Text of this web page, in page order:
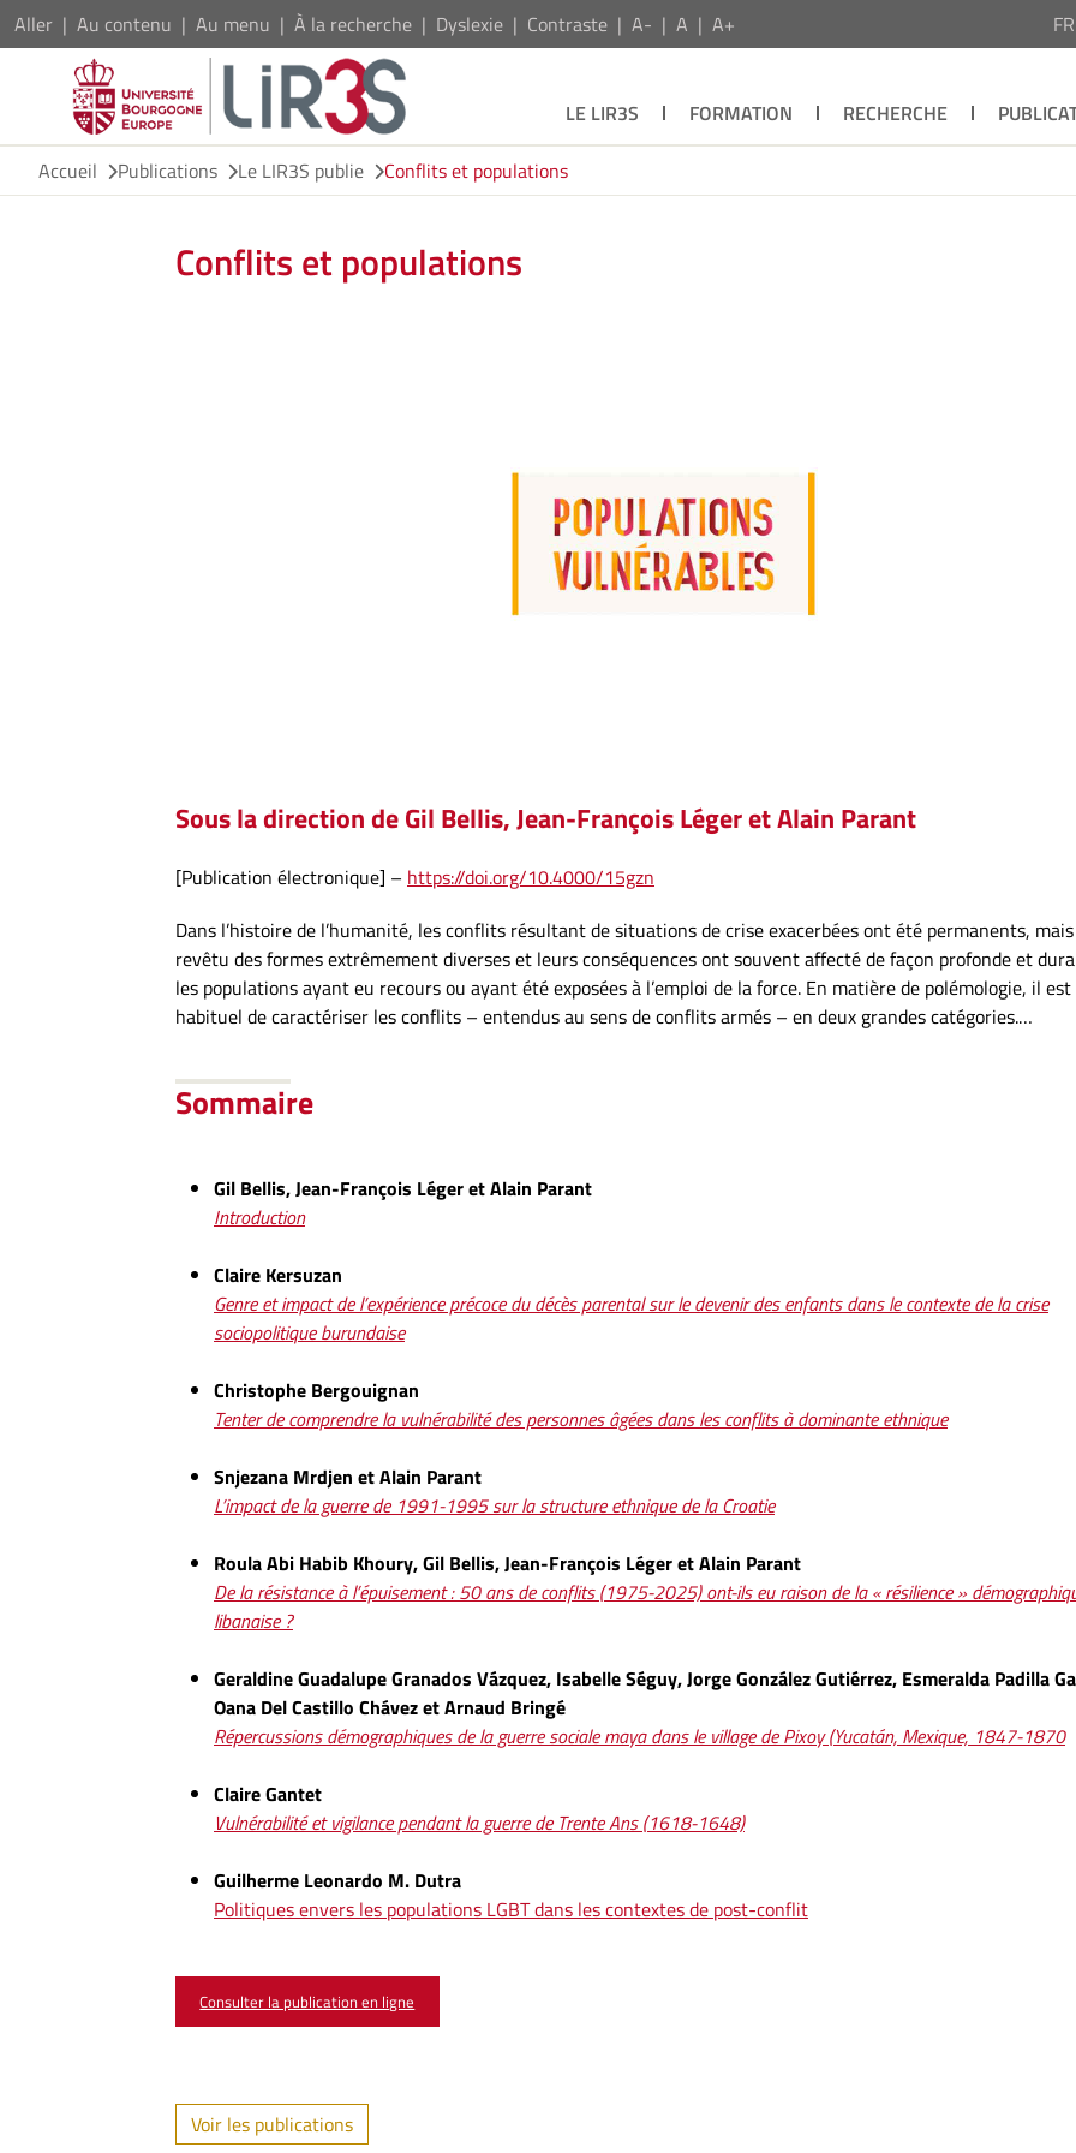
Aller Au contenu Au menu À la recherche Dyslexie Contraste A- A A+
LE LIR3S FORMATION RECHERCHE
Accueil
Publications Le LIR3S publie Conflits et populations
Conflits et populations
Sous la direction deGil Bellis,Jean-François LégeretAlain Parant
[Publication électronique] – https://doi.org/10.4000/15gzn
Dans l’histoire de l’humanité, les conflits résultant de situations de crise exacerbées ont été permanents,
revêtu des formes extrêmement diverses et leurs conséquences ont souvent affecté de façon profonde et
les populations ayant eu recours ou ayant été exposées à l’emploi de la force. En matière de polémologie, il est
habituel de caractériser les conflits – entendus au sens de conflits armés – en deux grandes catégories.…
Sommaire
Gil Bellis, Jean-François Léger et Alain Parant
Introduction
Claire Kersuzan
Genre et impact de l’expérience précoce du décès parental sur le devenir des enfants dans le contexte de la crise
sociopolitique burundaise
Christophe Bergouignan
Tenter de comprendre la vulnérabilité des personnes âgées dans les conflits à dominante ethnique
Snjezana Mrdjen et Alain Parant
L’impact de la guerre de 1991-1995 sur la structure ethnique de la Croatie
Roula Abi Habib Khoury, Gil Bellis, Jean-François Léger et Alain Parant
De la résistance à l’épuisement : 50 ans de conflits (1975-2025) ont-ils eu raison de la « résilience »
libanaise ?
Geraldine Guadalupe Granados Vázquez, Isabelle Séguy, Jorge González Gutiérrez, Esmeralda Padilla
Oana Del Castillo Chávez et Arnaud Bringé
Répercussions démographiques de la guerre sociale maya dans le village de Pixoy (Yucatán, Mexique, 1847-1870
Claire Gantet
Vulnérabilité et vigilance pendant la guerre de Trente Ans (1618-1648)
Guilherme Leonardo M. Dutra
Politiques envers les populations LGBT dans les contextes de post-conflit
Consulter la publication en ligne
Voir les publications